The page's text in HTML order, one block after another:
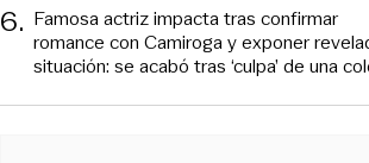
6. Famosa actriz impacta tras confirmar
romance con Camiroga y exponer
situación: se acabó tras ‘culpa’ de una